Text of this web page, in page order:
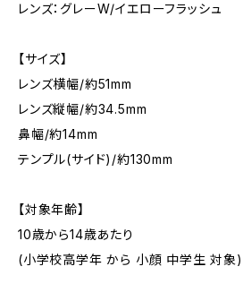
レンズ：グレーW/イエローフラッシュ
【サイズ】
レンズ横幅/約51mm
レンズ縦幅/約34.5mm
鼻幅/約14mm
テンプル(サイド)/約130mm
【対象年齢】
10歳から14歳あたり
(小学校高学年 から 小顔 中学生 対象)